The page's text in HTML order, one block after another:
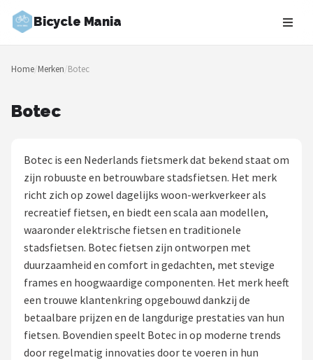
Bicycle Mania
Zoeken
NAVIGATIE
Blog
Fietsroutes
Kinderfietsen
Stadsfietsen
Elektrische fietsen
Mountainbikes
Home/Merken/Botec
Botec
Botec is een Nederlands fietsmerk dat bekend staat om
zijn robuuste en betrouwbare stadsfietsen. Het merk
richt zich op zowel dagelijks woon-werkverkeer als
recreatief fietsen, en biedt een scala aan modellen,
waaronder elektrische fietsen en traditionele
stadsfietsen. Botec fietsen zijn ontworpen met
duurzaamheid en comfort in gedachten, met stevige
frames en hoogwaardige componenten. Het merk heeft
een trouwe klantenkring opgebouwd dankzij de
betaalbare prijzen en de langdurige prestaties van hun
fietsen. Bovendien speelt Botec in op moderne trends
door regelmatig innovaties door te voeren in hun